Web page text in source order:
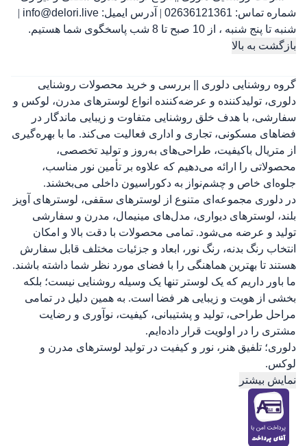
شماره تماس: 02636121361
| آدرس ایمیل: info@delori.live
|
شنبه تا پنج شنبه ، از 10 صبح تا 8 شب پاسخگوی شما هستیم.
بازگشت به بالا
گروه روشنایی دلوری || بررسی و خرید محصولات روشنایی
دلوری، تولیدکننده و عرضه‌کننده انواع لوسترهای مدرن، لوکس و
سفارشی، با هدف خلق روشنایی متفاوت و زیبایی ماندگار در
فضاهای مسکونی، تجاری و اداری فعالیت می‌کند. ما با بهره‌گیری
از متریال باکیفیت، طراحی‌های به‌روز و تولید تخصصی،
محصولاتی را ارائه می‌دهیم که علاوه بر تأمین نور مناسب،
جلوه‌ای خاص و چشم‌نواز به دکوراسیون داخلی می‌بخشند.
در دلوری مجموعه‌ای متنوع از لوسترهای سقفی، لوسترهای آویز
بلند، لوسترهای دیواری، مدل‌های مینیمال، مدرن و سفارشی
تولید و عرضه می‌شود. تمامی محصولات با دقت بالا و امکان
انتخاب رنگ بدنه، رنگ نور، ابعاد و جزئیات مختلف قابل سفارش
هستند تا بهترین هماهنگی را با فضای مورد نظر شما داشته باشند.
ما باور داریم که یک لوستر تنها یک وسیله روشنایی نیست؛ بلکه
بخشی از هویت و زیبایی هر فضا است. به همین دلیل در تمامی
مراحل طراحی، تولید و پشتیبانی، کیفیت، نوآوری و رضایت
مشتری را در اولویت قرار داده‌ایم.
دلوری؛ تلفیق هنر، نور و کیفیت در تولید لوسترهای مدرن و
لوکس.
نمایش بیشتر